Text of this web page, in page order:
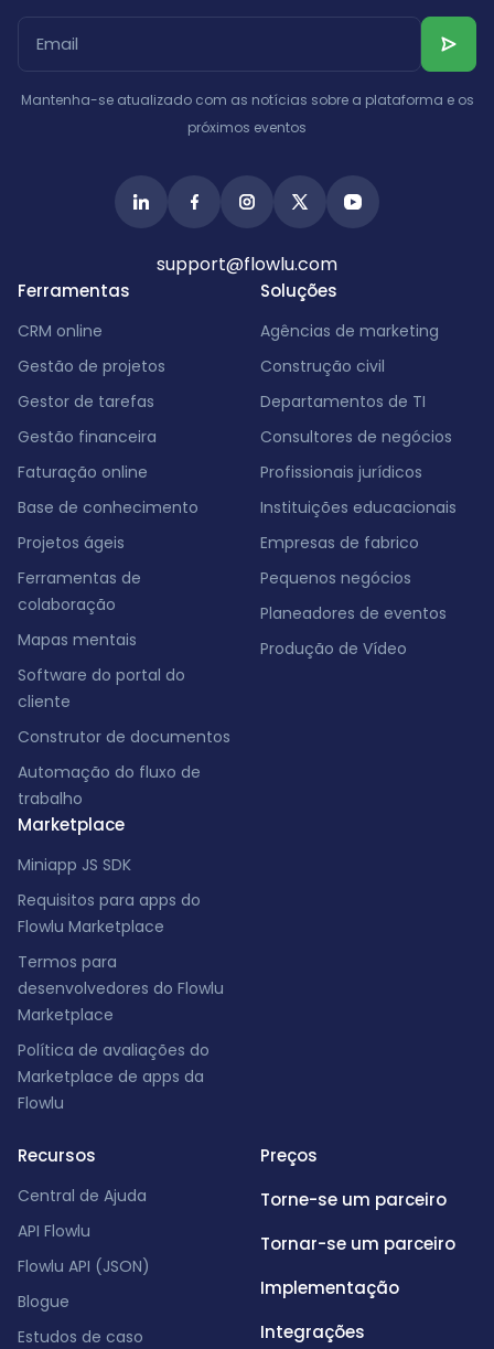
Catar
Albânia
Ferramentas
CRM online
Gestão de projetos
Gestor de tarefas
Gestão financeira
Faturação online
Base de conhecimento
Projetos ágeis
Ferramentas de
colaboração
Mapas mentais
Software do portal do
cliente
Construtor de documentos
Automação do fluxo de
trabalho
Marketplace
Miniapp JS SDK
Requisitos para apps do
Flowlu Marketplace
Termos para
desenvolvedores do Flowlu
Marketplace
Política de avaliações do
Marketplace de apps da
Flowlu
Soluções
Agências de marketing
Construção civil
Departamentos de TI
Consultores de negócios
Profissionais jurídicos
Instituições educacionais
Empresas de fabrico
Pequenos negócios
Planeadores de eventos
Produção de Vídeo
Recursos
Central de Ajuda
API Flowlu
Flowlu API (JSON)
Blogue
Estudos de caso
Preços
Torne-se um parceiro
Tornar-se um parceiro
Implementação
Integrações
Mantenha-se atualizado com as notícias sobre a plataforma e os
próximos eventos
support@flowlu.com